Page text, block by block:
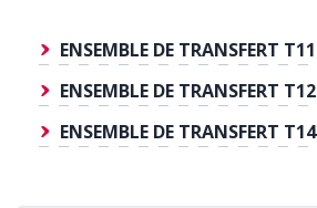
ENSEMBLE DE TRANSFERT T11
ENSEMBLE DE TRANSFERT T12
ENSEMBLE DE TRANSFERT T14